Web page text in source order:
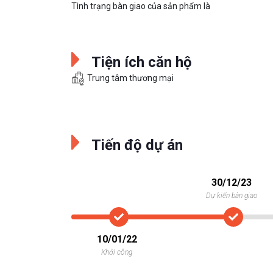
Tình trạng bàn giao của sản phẩm là
Tiện ích căn hộ
Trung tâm thương mại
Tiến độ dự án
10/01/22
Khởi công
30/12/23
Dự kiến bàn giao